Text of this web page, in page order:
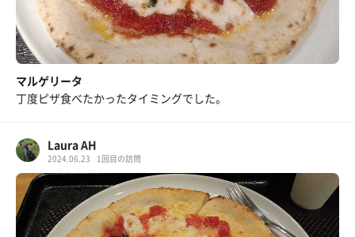
マルゲリータ
丁度ピザ食べたかったタイミングでした。
Laura AH
2024.06.23 1回目の訪問